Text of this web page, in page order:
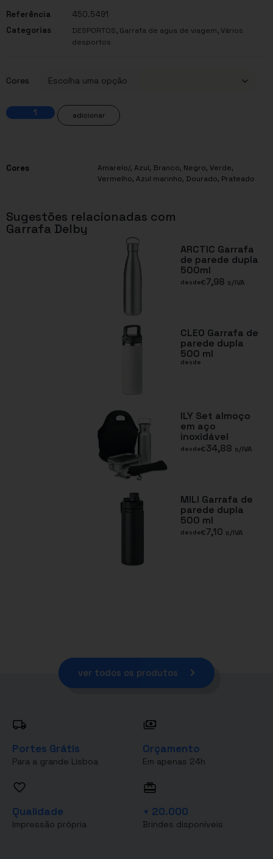
Referência
450.5491
Categorias
DESPORTOS, Garrafa de agua de viagem,Vários
desportos
Cores
adicionar
Cores Amarelo/, Azul, Branco, Negro, Verde,
Vermelho, Azul marinho, Dourado, Prateado
Sugestões relacionadas com
Garrafa Delby
ARCTIC Garrafa
de parede dupla
500ml
desde€7,98 s/IVA
CLEO Garrafa de
parede dupla
500 ml
desde
ILY Set almoço
em aço
inoxidável
desde€34,88 s/IVA
MILI Garrafa de
parede dupla
500 ml
desde€7,10 s/IVA
ver todos os produtos
Portes Grátis
Para a grande Lisboa
Orçamento
Em apenas 24h
Qualidade
Impressão própria
+ 20.000
Brindes disponíveis